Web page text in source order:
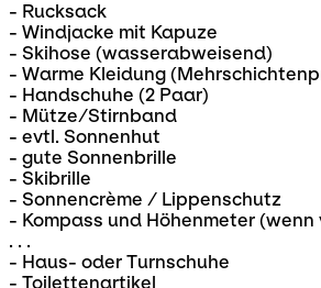
- Rucksack
- Windjacke mit Kapuze
- Skihose (wasserabweisend)
- Warme Kleidung
- Handschuhe (2 Paar)
- Mütze/Stirnband
- evtl. Sonnenhut
- gute Sonnenbrille
- Skibrille
- Sonnencrème / Lippenschutz
- Kompass und Höhenmeter (wenn
. . .
- Haus- oder Turnschuhe
- Toilettenartikel